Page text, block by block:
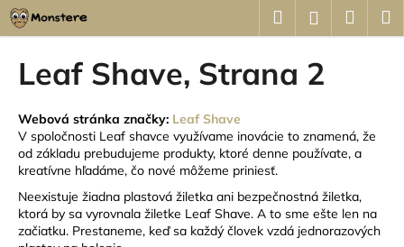
Prejsť
na
obsah
Hľadať
Leaf Shave, Strana 2
Webová stránka značky: Leaf Shave
V spoločnosti Leaf shavce využívame inovácie to znamená, že
od základu prebudujeme produkty, ktoré denne používate, a
kreatívne hľadáme, čo nové môžeme priniesť.
Neexistuje žiadna plastová žiletka ani bezpečnostná žiletka,
ktorá by sa vyrovnala žiletke Leaf Shave. A to sme ešte len na
začiatku. Prestaneme, keď sa každý človek vzdá jednorazových
K
o
o
p
o
t
r
e